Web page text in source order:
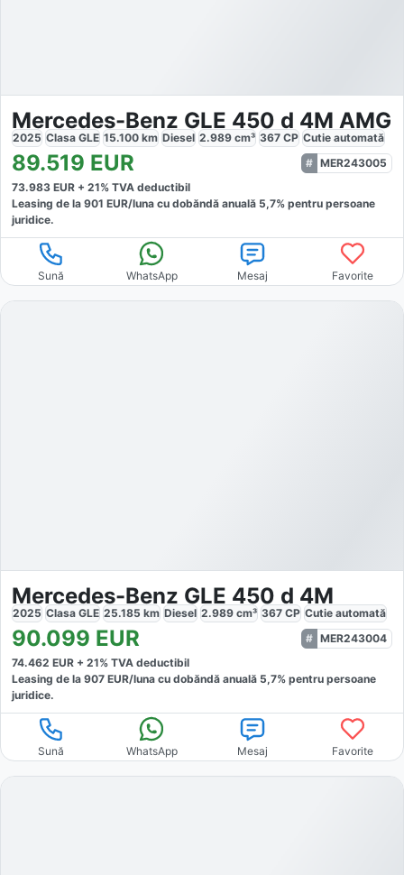
Mercedes-Benz GLE 450 d 4M AMG
2025 Clasa GLE 15.100 km Diesel 2.989 cm³ 367 CP Cutie automată
89.519 EUR
MER243005
73.983 EUR + 21% TVA deductibil
Leasing de la 901 EUR/luna cu dobăndă anuală 5,7% pentru persoane
juridice.
Sună WhatsApp Mesaj Favorite
Mercedes-Benz GLE 450 d 4M
2025 Clasa GLE 25.185 km Diesel 2.989 cm³ 367 CP Cutie automată
90.099 EUR
MER243004
74.462 EUR + 21% TVA deductibil
Leasing de la 907 EUR/luna cu dobăndă anuală 5,7% pentru persoane
juridice.
Sună WhatsApp Mesaj Favorite